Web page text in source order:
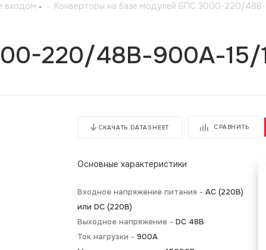
входом - Конверторы на базе модулей БПС 3000-220/
220/48В-900А-15/
СКАЧАТЬ DATASHEET СРАВНИТЬ
Основные характеристики
Входное напряжение питания - АС (220В)
или DC (220В)
Выходное напряжение - DC 48В
Ток нагрузки - 900А